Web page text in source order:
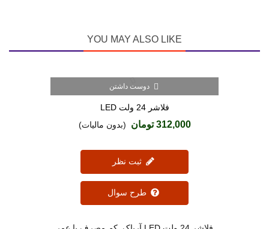
YOU MAY ALSO LIKE
دوست داشتن
فلاشر 24 ولت LED
312,000 تومان (بدون مالیات)
ثبت نظر
طرح سوال